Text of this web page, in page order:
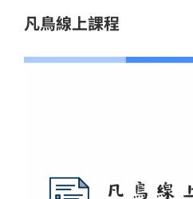
凡鳥線上課程